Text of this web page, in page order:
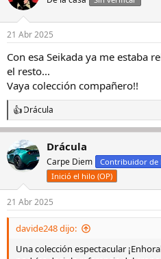
21 Abr 2025
Con esa Seikada ya me estaba
el resto...
Vaya colección compañero!!
R
e
c
c
i
n
e
s
Drácula
Drácula
Carpe Diem Contribuidor de
Inició el hilo (OP)
21 Abr 2025
davide248 dijo:
Una colección espectacular